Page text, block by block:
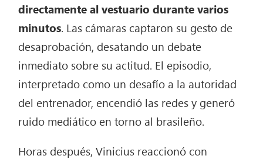
directamente al vestuario durante varios
minutos. Las cámaras captaron su gesto de
desaprobación, desatando un debate
inmediato sobre su actitud. El episodio,
interpretado como un desafío a la autoridad
del entrenador, encendió las redes y generó
ruido mediático en torno al brasileño.
Horas después, Vinicius reaccionó con